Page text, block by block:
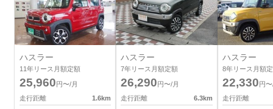
ハスラー
11年リース月額定額
25,960円〜/月
走行距離
1.6km
ハスラー
7年リース月額定額
26,290円〜/月
走行距離
6.3km
ハスラー
8年リース月額
22,330円
走行距離